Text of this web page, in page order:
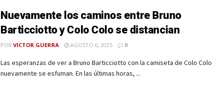
Nuevamente los caminos entre Bruno
Barticciotto y Colo Colo se distancian
POR VICTOR GUERRA AGOSTO 6, 2025 0
Las esperanzas de ver a Bruno Barticciotto con la camiseta de Colo Colo
nuevamente se esfuman. En las últimas horas, ...